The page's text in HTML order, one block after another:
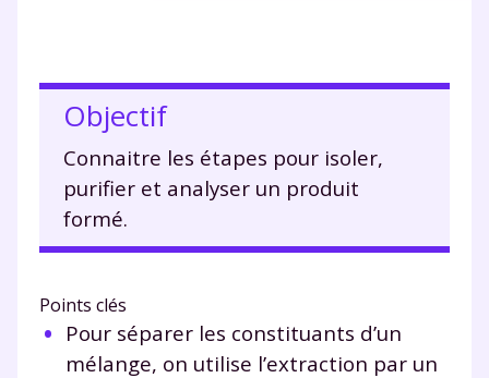
Objectif
Connaitre les étapes pour isoler,
purifier et analyser un produit
formé.
Points clés
Pour séparer les constituants d’un
mélange, on utilise l’extraction par un